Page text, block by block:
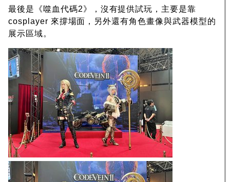
最後是《噬血代碼2》，沒有提供試玩，主要是靠
cosplayer 來撐場面，另外還有角色畫像與武器模型的
展示區域。